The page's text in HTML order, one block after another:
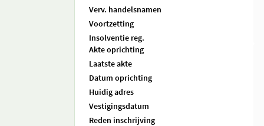
Verv. handelsnamen
Voortzetting
Insolventie reg.
Akte oprichting
Laatste akte
Datum oprichting
Huidig adres
Vestigingsdatum
Reden inschrijving